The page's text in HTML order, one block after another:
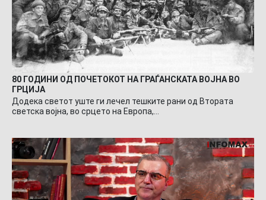
80 ГОДИНИ ОД ПОЧЕТОКОТ НА ГРАЃАНСКАТА ВОЈНА ВО
ГРЦИЈА
Додека светот уште ги лечел тешките рани од Втората
светска војна, во срцето на Европа,…